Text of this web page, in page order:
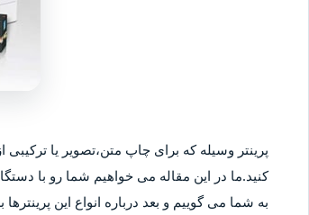
پرینتر وسیله که برای چاپ متن،تصویر یا ترکیبی
کنید.ما در این مقاله می خواهیم شما رو با
به شما می گوییم و بعد درباره انواع این